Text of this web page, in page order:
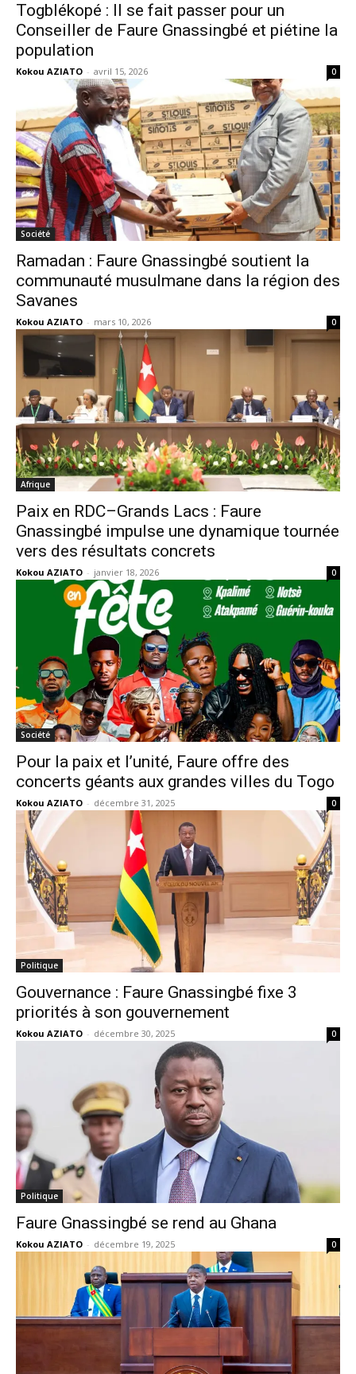
Togblékopé : Il se fait passer pour un
Conseiller de Faure Gnassingbé et piétine la
population
Kokou AZIATO - avril 15, 2026 0
Société
Ramadan : Faure Gnassingbé soutient la
communauté musulmane dans la région des
Savanes
Kokou AZIATO - mars 10, 2026 0
Afrique
Paix en RDC–Grands Lacs : Faure
Gnassingbé impulse une dynamique tournée
vers des résultats concrets
Kokou AZIATO - janvier 18, 2026 0
Société
Pour la paix et l’unité, Faure offre des
concerts géants aux grandes villes du Togo
Kokou AZIATO - décembre 31, 2025 0
Politique
Gouvernance : Faure Gnassingbé fixe 3
priorités à son gouvernement
Kokou AZIATO - décembre 30, 2025 0
Politique
Faure Gnassingbé se rend au Ghana
Kokou AZIATO - décembre 19, 2025 0